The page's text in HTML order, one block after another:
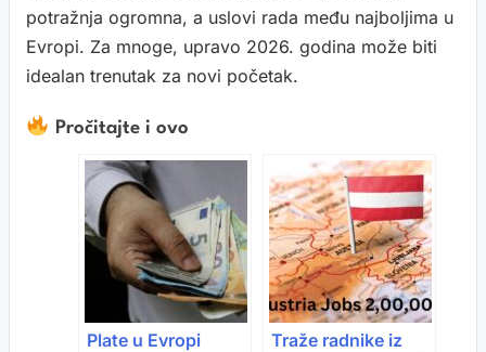
potražnja ogromna, a uslovi rada među najboljima u
Evropi. Za mnoge, upravo 2026. godina može biti
idealan trenutak za novi početak.
Pročitajte i ovo
Plate u Evropi
Traže radnike iz